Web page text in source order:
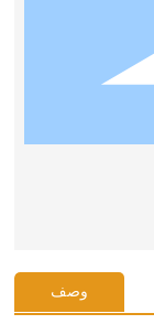
وظائف
وصف